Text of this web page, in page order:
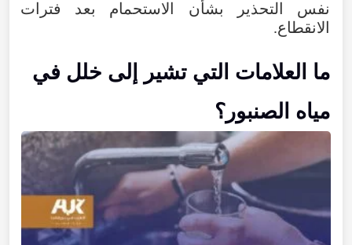
نفس التحذير بشأن الاستحمام بعد فترات
الانقطاع.
ما العلامات التي تشير إلى خلل في
مياه الصنبور؟